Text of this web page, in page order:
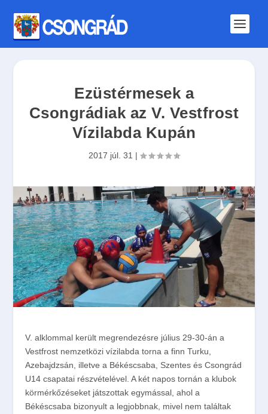
Ezüstérmesek a
Csongrádiak az V. Vestfrost
Vízilabda Kupán
2017 júl. 31 |
V. alklommal került megrendezésre július 29-30-án a
Vestfrost nemzetközi vízilabda torna a finn Turku,
Azebajdzsán, illetve a Békéscsaba, Szentes és Csongrád
U14 csapatai részvételével. A két napos tornán a klubok
körmérkőzéseket játszottak egymással, ahol a
Békéscsaba bizonyult a legjobbnak, mivel nem találtak